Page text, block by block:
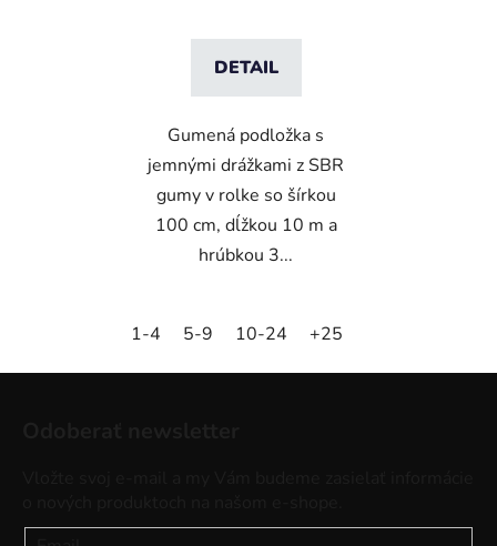
DETAIL
Gumená podložka s
jemnými drážkami z SBR
gumy v rolke so šírkou
100 cm, dĺžkou 10 m a
hrúbkou 3...
1-4 5-9 10-24 +25